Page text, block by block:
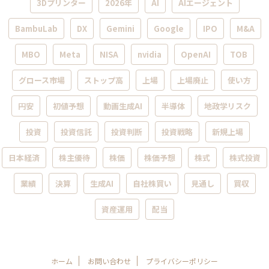
3Dプリンター 2026年 AI AIエージェント
BambuLab DX Gemini Google IPO M&A
MBO Meta NISA nvidia OpenAI TOB
グロース市場 ストップ高 上場 上場廃止 使い方
円安 初値予想 動画生成AI 半導体 地政学リスク
投資 投資信託 投資判断 投資戦略 新規上場
日本経済 株主優待 株価 株価予想 株式 株式投資
業績 決算 生成AI 自社株買い 見通し 買収
資産運用 配当
ホーム お問い合わせ プライバシーポリシー